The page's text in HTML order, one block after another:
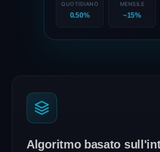
QUOTIDIANO
0.50%
MENSILE
~15%
Algoritmo basato